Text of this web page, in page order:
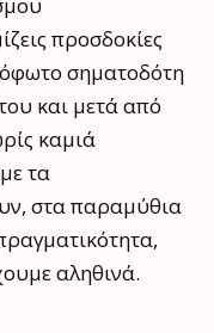
προσδοκίες
σηματοδότη
και μετά από
καμιά
τα
στα παραμύθια
αληθινά.